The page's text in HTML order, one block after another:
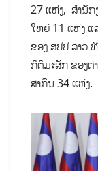
27 ແຫ່ງ, ສໍານັກ
ໃຫຍ່ 11 ແຫ່ງ ແ
ຂອງ ສປປ ລາວ
ກິຕິມະສັກ ຂອງຕ່
ສາກົນ 34 ແຫ່ງ.